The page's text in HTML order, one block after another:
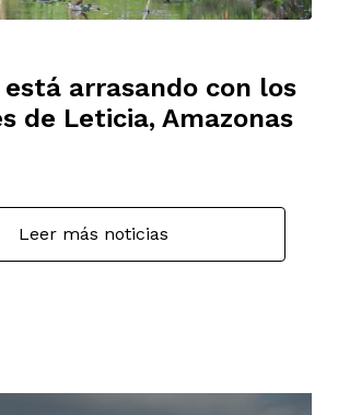
arrasando con los
de Leticia, Amazonas
Leer más noticias